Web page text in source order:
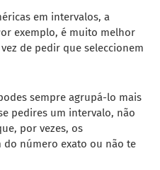
em intervalos, a
exemplo, é muito melhor
de pedir que seleccionem
sempre agrupá-lo mais
pedires um intervalo, não
por vezes, os
do número exato ou não te